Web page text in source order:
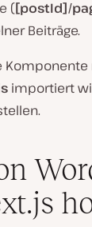
([postId]/
Beiträge.
Komponente
importiert